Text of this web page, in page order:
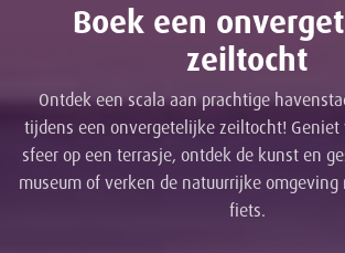
Boek een
zeiltocht
Ontdek een scala aan prachtige
tijdens een onvergetelijke zeiltocht! Geniet
sfeer op een terrasje, ontdek de kunst en
museum of verken de natuurrijke omgeving
fiets.